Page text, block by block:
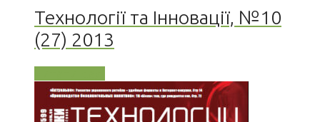
Технології та Інновації, №10
(27) 2013